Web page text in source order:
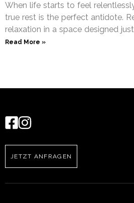
When life starts to feel
true rest is the perfect antidote.
relaxation in a space designed
Read More »
JETZT ANFRAGEN